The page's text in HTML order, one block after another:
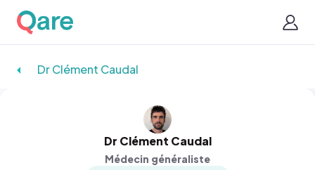
Dr Clément Caudal
Dr Clément Caudal
Médecin généraliste